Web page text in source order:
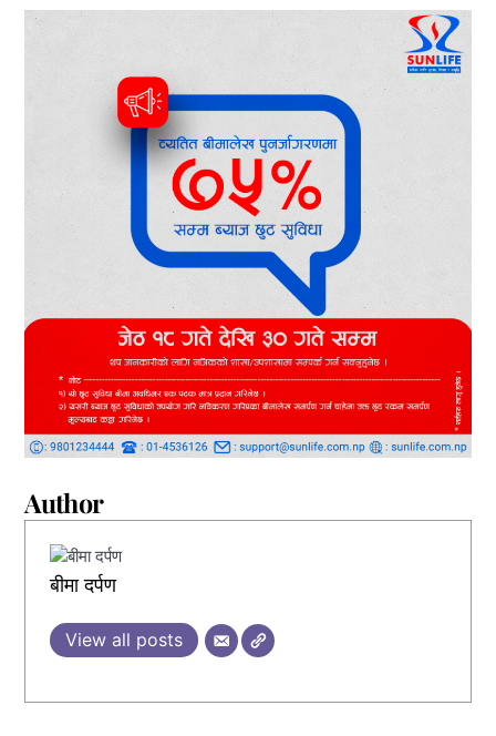
Author
बीमा दर्पण
View all posts